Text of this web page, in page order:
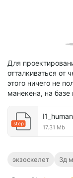
Для
отталкиваться от
этого ничего не
манекена, на базе
step
17.31 Mb
экзоскелет 3д